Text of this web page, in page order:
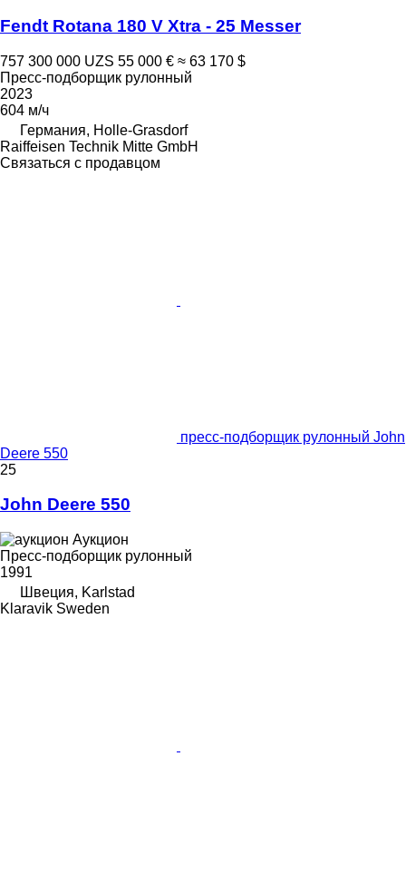
Fendt Rotana 180 V Xtra - 25 Messer
757 300 000 UZS 55 000 € ≈ 63 170 $
Пресс-подборщик рулонный
2023
604 м/ч
Германия, Holle-Grasdorf
Raiffeisen Technik Mitte GmbH
Связаться с продавцом
пресс-подборщик рулонный John
Deere 550
25
John Deere 550
Аукцион
Пресс-подборщик рулонный
1991
Швеция, Karlstad
Klaravik Sweden